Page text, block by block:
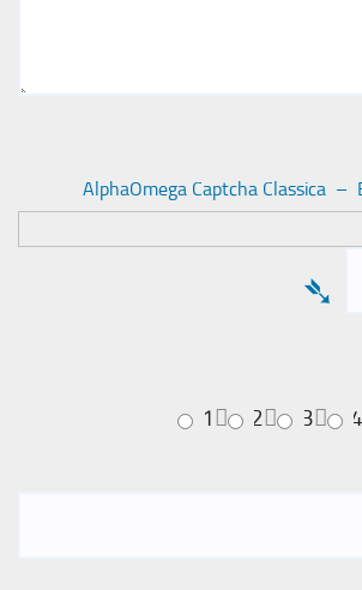
AlphaOmega Captcha Classica –
➴
4
3
2
1